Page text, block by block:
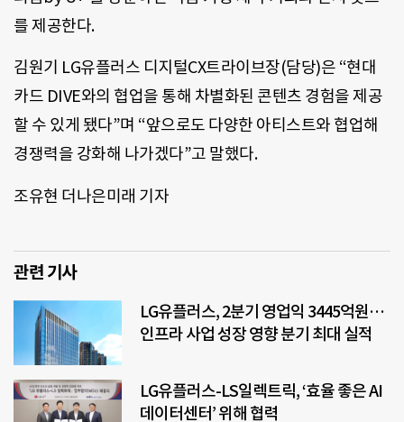
를 제공한다.
김원기 LG유플러스 디지털CX트라이브장(담당)은 “현대
카드 DIVE와의 협업을 통해 차별화된 콘텐츠 경험을 제공
할 수 있게 됐다”며 “앞으로도 다양한 아티스트와 협업해
경쟁력을 강화해 나가겠다”고 말했다.
조유현 더나은미래 기자
관련 기사
LG유플러스, 2분기 영업익 3445억원…
인프라 사업 성장 영향 분기 최대 실적
LG유플러스-LS일렉트릭, ‘효율 좋은 AI
데이터센터’ 위해 협력